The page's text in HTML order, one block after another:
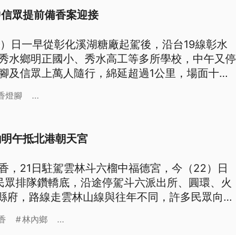
眾提前備香案迎接
日一早從彰化溪湖糖廠起駕後，沿台19線彰水
水鄉明正國小、秀水高工等多所學校，中午又停
及信眾上萬人隨行，綿延超過1公里，場面十分
燈腳 ...
午抵北港朝天宮
，21日駐駕雲林斗六榴中福德宮，今（22）日
排隊鑽轎底，沿途停駕斗六派出所、圓環、火
，路線走雲林山線與往年不同，許多民眾向媽
林內鄉 ...